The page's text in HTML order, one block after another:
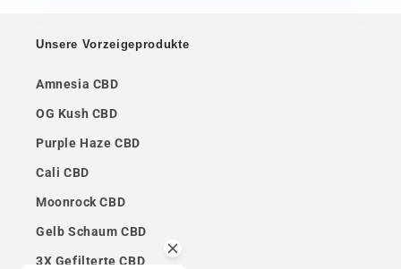
Unsere Vorzeigeprodukte
Amnesia CBD
OG Kush CBD
Purple Haze CBD
Cali CBD
Moonrock CBD
Gelb Schaum CBD
3X Gefilterte CBD